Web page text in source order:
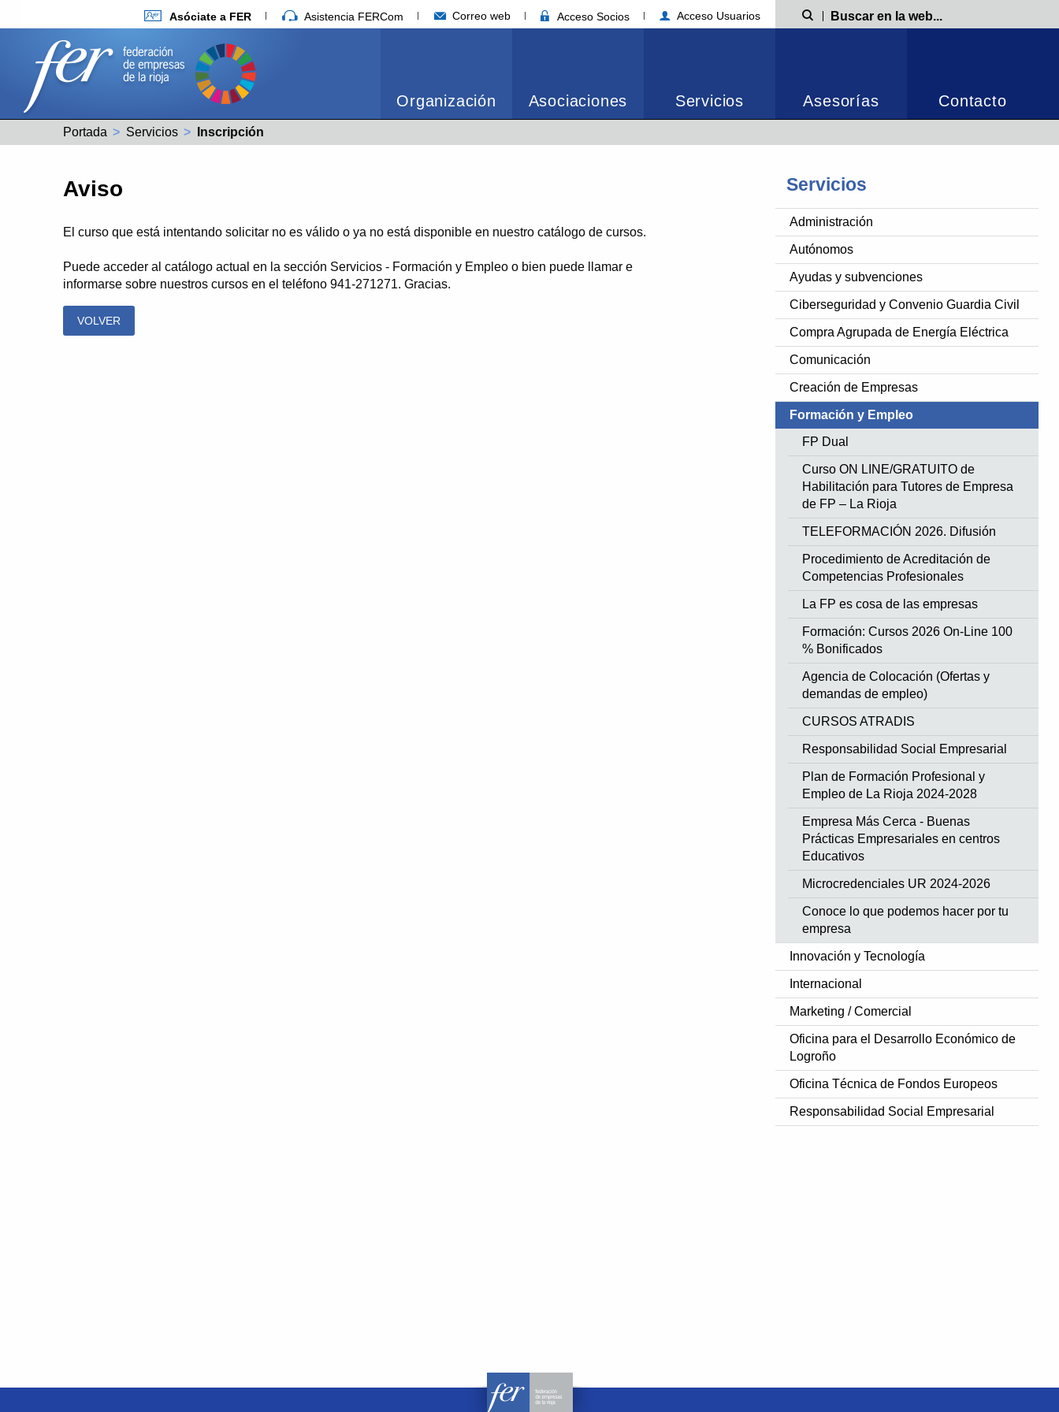
Asóciate a FER Asistencia FERCom Correo web Acceso Socios Acceso Usuarios Búsqueda
Organización Asociaciones Servicios Asesorías Contacto
Portada Servicios Actual:
Inscripción
Servicios
Administración
Autónomos
Ayudas y subvenciones
Ciberseguridad y Convenio Guardia Civil
Compra Agrupada de Energía Eléctrica
Comunicación
Creación de Empresas
Formación y Empleo
FP Dual
Curso ON LINE/GRATUITO de
Habilitación para Tutores de Empresa
de FP – La Rioja
TELEFORMACIÓN 2026. Difusión
Procedimiento de Acreditación de
Competencias Profesionales
La FP es cosa de las empresas
Formación: Cursos 2026 On-Line 100
% Bonificados
Agencia de Colocación (Ofertas y
demandas de empleo)
CURSOS ATRADIS
Responsabilidad Social Empresarial
Plan de Formación Profesional y
Empleo de La Rioja 2024-2028
Empresa Más Cerca - Buenas
Prácticas Empresariales en centros
Educativos
Microcredenciales UR 2024-2026
Conoce lo que podemos hacer por tu
empresa
Innovación y Tecnología
Internacional
Marketing / Comercial
Oficina para el Desarrollo Económico de
Logroño
Oficina Técnica de Fondos Europeos
Responsabilidad Social Empresarial
Aviso
El curso que está intentando solicitar no es válido o ya no está disponible en nuestro catálogo de cursos.
Puede acceder al catálogo actual en la sección Servicios - Formación y Empleo o bien puede llamar e
informarse sobre nuestros cursos en el teléfono 941-271271. Gracias.
VOLVER